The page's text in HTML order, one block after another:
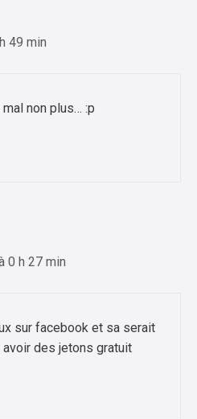
49 min
mal non plus… :p
0 h 27 min
sur facebook et sa serait
avoir des jetons gratuit